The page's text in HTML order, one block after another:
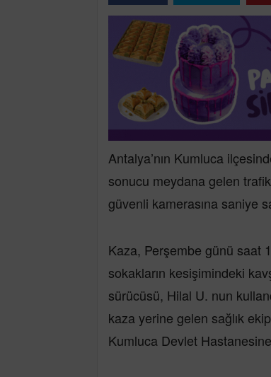
Antalya’nın Kumluca
sonucu meydana gelen
güvenli kamerasına saniye
Kaza, Perşembe günü saat
sokakların kesişimindeki
sürücüsü, Hilal U. nun
kaza yerine gelen sağlık
Kumluca Devlet